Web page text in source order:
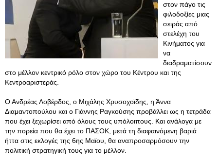
στον πάγο τις
φιλοδοξίες μιας
σειράς από
στελέχη του
Κινήματος για
να
διαδραματίσουν
στο μέλλον κεντρικό ρόλο στον χώρο του Κέντρου και της
Κεντροαριστεράς.
Ο Ανδρέας Λοβέρδος, ο Μιχάλης Χρυσοχοϊδης, η Άννα
Διαμαντοπούλου και ο Γιάννης Ραγκούσης προβάλλει ως η τετράδα
που έχει ξεχωρίσει από όλους τους υπόλοιπους. Και ανάλογα με
την πορεία που θα έχει το ΠΑΣΟΚ, μετά τη διαφαινόμενη βαριά
ήττα στις εκλογές της 6ης Μαϊου, θα αναπροσαρμόσουν την
πολιτική στρατηγική τους για το μέλλον.